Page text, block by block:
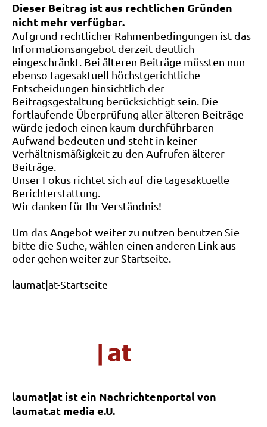
Dieser Beitrag ist aus rechtlichen Gründen
nicht mehr verfügbar.
Aufgrund rechtlicher Rahmenbedingungen ist das
Informationsangebot derzeit deutlich
eingeschränkt. Bei älteren Beiträge müssten nun
ebenso tagesaktuell höchstgerichtliche
Entscheidungen hinsichtlich der
Beitragsgestaltung berücksichtigt sein. Die
fortlaufende Überprüfung aller älteren Beiträge
würde jedoch einen kaum durchführbaren
Aufwand bedeuten und steht in keiner
Verhältnismäßigkeit zu den Aufrufen älterer
Beiträge.
Unser Fokus richtet sich auf die tagesaktuelle
Berichterstattung.
Wir danken für Ihr Verständnis!
Um das Angebot weiter zu nutzen benutzen Sie
bitte die Suche, wählen einen anderen Link aus
oder gehen weiter zur Startseite.
laumat|at-Startseite
laumat|at ist ein Nachrichtenportal von
laumat.at media e.U.